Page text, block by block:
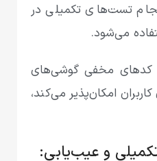
تست‌های تکمیلی در
می‌شود.
کدهای مخفی گوشی‌های
امکان‌پذیر می‌کند،